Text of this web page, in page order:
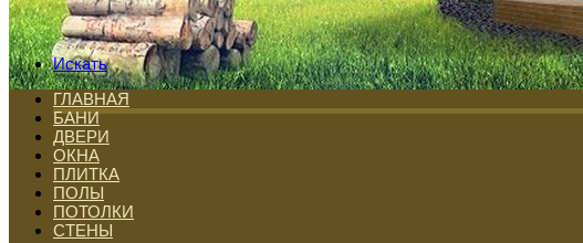
Искать
ГЛАВНАЯ
БАНИ
ДВЕРИ
ОКНА
ПЛИТКА
ПОЛЫ
ПОТОЛКИ
СТЕНЫ